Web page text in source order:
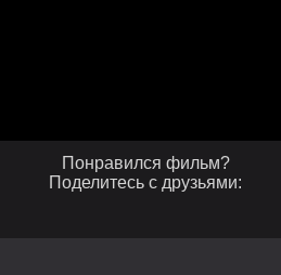
Понравился фильм?
Поделитесь с друзьями: